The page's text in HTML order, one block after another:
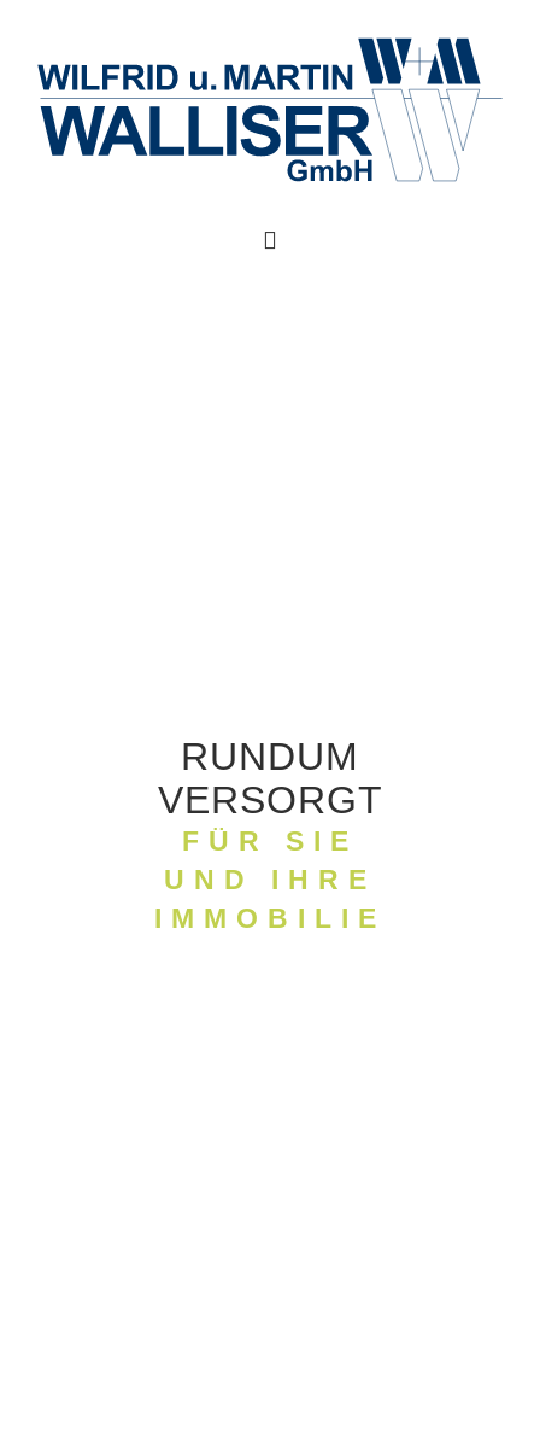
RUNDUM
VERSORGT
FÜR SIE
UND IHRE
IMMOBILIE